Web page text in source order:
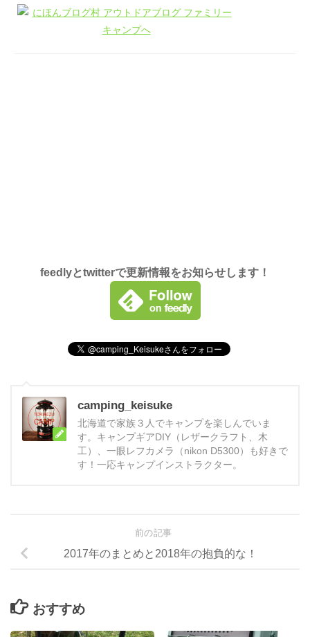
feedlyとtwitterで更新情報をお知らせします！
camping_keisuke
北海道で家族３人でキャンプを楽しんでいま
す。キャンプギアDIY（レザークラフト、木
工）、一眼レフカメラ（nikon D5300）も好きで
す！一応キャンプインストラクター。
前の記事
2017年のまとめと2018年の抱負的な！
おすすめ